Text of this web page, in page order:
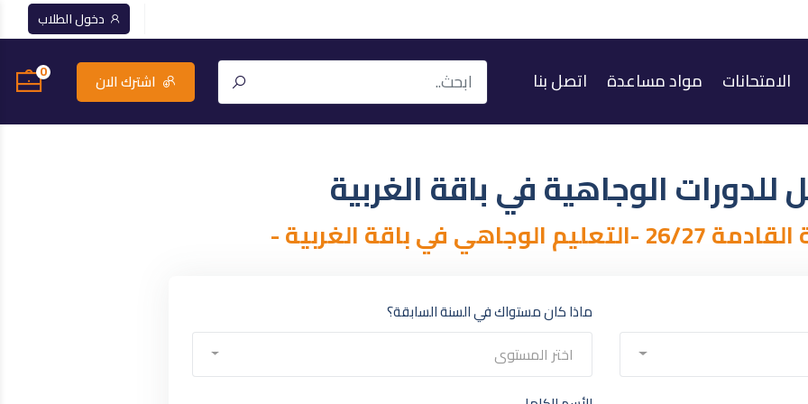
دخول الطلاب
الامتحانات مواد مساعدة اتصل بنا اشترك الان 0
الوجاهية في باقة الغربية
في باقة الغربية -
ماذا كان مستواك في السنة السابقة؟
اختر المستوى